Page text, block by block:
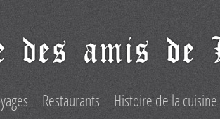
Restaurants Histoire de la cuisine